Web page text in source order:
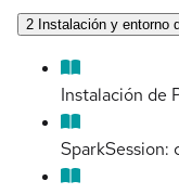
2 Instalación y entorno
Instalación de
SparkSession: